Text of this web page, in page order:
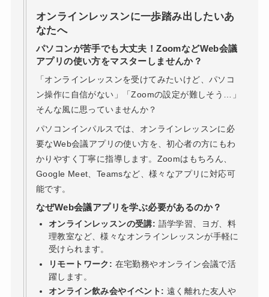
オンラインレッスンに一歩踏み出したいあ
なたへ
パソコンが苦手でも大丈夫！ZoomなどWeb会議
アプリの使い方をマスターしませんか？
「オンラインレッスンを受けてみたいけど、パソコ
ン操作に自信がない」「Zoomの設定が難しそう…」
そんな風に思っていませんか？
パソコンインパルスでは、オンラインレッスンに必
要なWeb会議アプリの使い方を、初心者の方にもわ
かりやすく丁寧に指導します。Zoomはもちろん、
Google Meet、Teamsなど、様々なアプリに対応可
能です。
なぜWeb会議アプリを学ぶ必要があるのか？
オンラインレッスンの受講: 語学学習、ヨガ、料
理教室など、様々なオンラインレッスンが手軽に
受けられます。
リモートワーク: 在宅勤務やオンライン会議で活
躍します。
オンライン飲み会やイベント: 遠く離れた友人や